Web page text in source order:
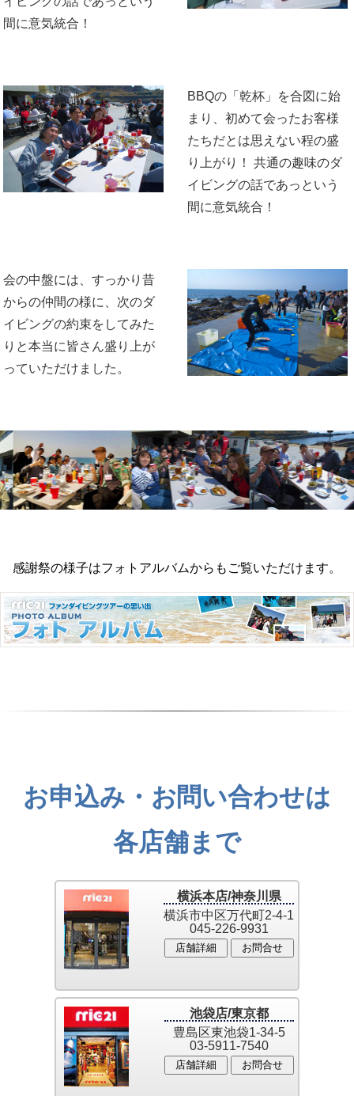
間に意気統合！
BBQの「乾杯」を合図に始
まり、初めて会ったお客様
たちだとは思えない程の盛
り上がり！ 共通の趣味のダ
イビングの話であっという
間に意気統合！
会の中盤には、すっかり昔
からの仲間の様に、次のダ
イビングの約束をしてみた
りと本当に皆さん盛り上が
っていただけました。
感謝祭の様子はフォトアルバムからもご覧いただけます。
お申込み・お問い合わせは
各店舗まで
横浜本店/神奈川県
横浜市中区万代町2-4-1
045-226-9931
店舗詳細 お問合せ
池袋店/東京都
豊島区東池袋1-34-5
03-5911-7540
店舗詳細 お問合せ